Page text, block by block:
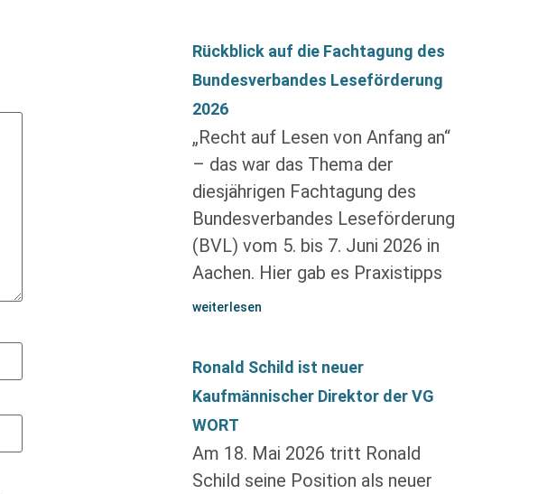
Rückblick auf die Fachtagung des
Bundesverbandes Leseförderung
2026
„Recht auf Lesen von Anfang an“
– das war das Thema der
diesjährigen Fachtagung des
Bundesverbandes Leseförderung
(BVL) vom 5. bis 7. Juni 2026 in
Aachen. Hier gab es Praxistipps
weiterlesen
Ronald Schild ist neuer
Kaufmännischer Direktor der VG
WORT
Am 18. Mai 2026 tritt Ronald
Schild seine Position als neuer